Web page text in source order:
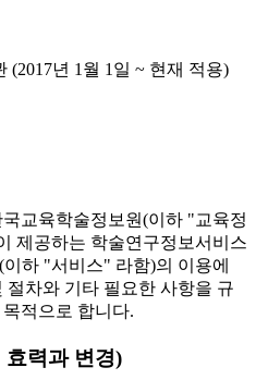
(2017년 1월 1일 ~ 현재 적용)
교육학술정보원(이하 "교육정
제공하는 학술연구정보서비스
하 "서비스" 라함)의 이용에
절차와 기타 필요한 사항을 규
적으로 합니다.
효력과 변경)